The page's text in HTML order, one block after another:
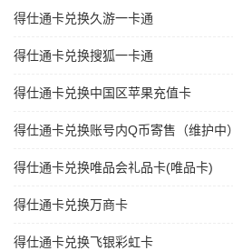
得仕通卡兑换久游一卡通
得仕通卡兑换搜狐一卡通
得仕通卡兑换中国区苹果充值卡
得仕通卡兑换账号内Q币寄售（维护中）
得仕通卡兑换唯品会礼品卡(唯品卡)
得仕通卡兑换万商卡
得仕通卡兑换飞银彩虹卡